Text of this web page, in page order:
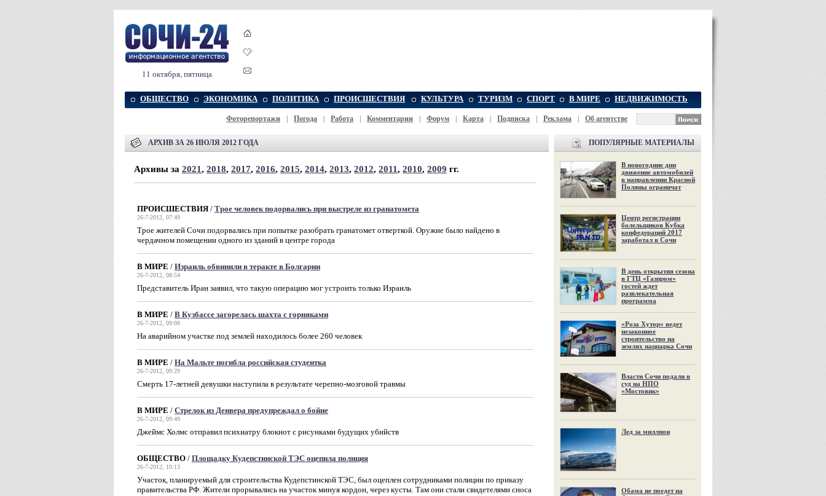
11 октября, пятница
ОБЩЕСТВО ЭКОНОМИКА ПОЛИТИКА ПРОИСШЕСТВИЯ КУЛЬТУРА ТУРИЗМ СПОРТ В МИРЕ НЕДВИЖИМОСТЬ
Фоторепортажи Погода Работа Комментарии Форум Карта Подписка Реклама Об агентстве
АРХИВ ЗА 26 ИЮЛЯ 2012 ГОДА
Архивы за 2021, 2018, 2017, 2016, 2015, 2014, 2013, 2012, 2011, 2010, 2009 гг.
ПРОИСШЕСТВИЯ / Трое человек подорвались при выстреле из гранатомета
26-7-2012, 07:49
Трое жителей Сочи подорвались при попытке разобрать гранатомет отверткой. Оружие было найдено в
чердачном помещении одного из зданий в центре города
В МИРЕ / Израиль обвинили в теракте в Болгарии
26-7-2012, 08:54
Представитель Иран заявил, что такую операцию мог устроить только Израиль
В МИРЕ / В Кузбассе загорелась шахта с горняками
26-7-2012, 09:00
На аварийном участке под землей находилось более 260 человек
В МИРЕ / На Мальте погибла российская студентка
26-7-2012, 09:29
Смерть 17-летней девушки наступила в результате черепно-мозговой травмы
В МИРЕ / Стрелок из Денвера предупреждал о бойне
26-7-2012, 09:49
Джеймс Холмс отправил психиатру блокнот с рисунками будущих убийств
ОБЩЕСТВО / Площадку Кудепстинской ТЭС оцепила полиция
26-7-2012, 10:13
Участок, планируемый для строительства Кудепстинской ТЭС, был оцеплен сотрудниками полиции по приказу
правительства РФ. Жители прорывались на участок минуя кордон, через кусты. Там они стали свидетелями сноса
ПОПУЛЯРНЫЕ МАТЕРИАЛЫ
В новогодние дни
движение автомобилей
в направлении Красной
Поляны ограничат
Центр регистрации
болельщиков Кубка
конфедераций 2017
заработал в Сочи
В день открытия сезона
в ГТЦ «Газпром»
гостей ждет
развлекательная
программа
«Роза Хутор» ведет
незаконное
строительство на
землях нацпарка Сочи
Власти Сочи подали в
суд на НПО
«Мостовик»
Лед за миллион
Обама не поедет на